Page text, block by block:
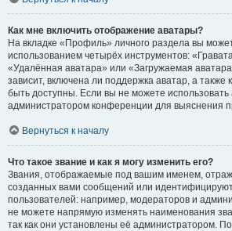
Как мне включить отображение аватары?
На вкладке «Профиль» личного раздела вы
использованием четырёх инструментов:
«Удалённая аватара» или «Загружаемая
зависит, включена ли поддержка аватар, а также
быть доступны. Если вы не можете использовать
администратором конференции для выяснения
Вернуться к началу
Что такое звание и как я могу изменить его?
Звания, отображаемые под вашим именем,
созданных вами сообщений или
пользователей: например, модераторов и
не можете напрямую изменять наименования
так как они установлены её администратором.